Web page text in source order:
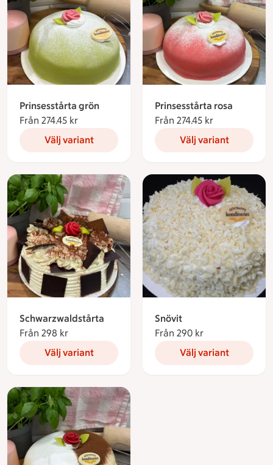
Prinsesstårta grön
Från 274.45 kr Från 274.45 kronor
Välj variant
Prinsesstårta rosa
Från 274.45 kr
Välj variant
Schwarzwaldstårta
Från 298 kr
Välj variant
Snövit
Från 290 kr
Välj variant